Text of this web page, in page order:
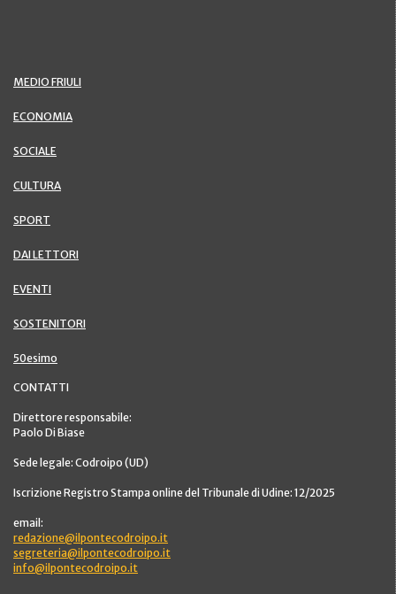
MEDIO FRIULI
ECONOMIA
SOCIALE
CULTURA
SPORT
DAI LETTORI
EVENTI
SOSTENITORI
50esimo
CONTATTI
Direttore responsabile:
Paolo Di Biase
Sede legale: Codroipo (UD)
Iscrizione Registro Stampa online del Tribunale di Udine: 12/2025
email:
redazione@ilpontecodroipo.it
segreteria@ilpontecodroipo.it
info@ilpontecodroipo.it